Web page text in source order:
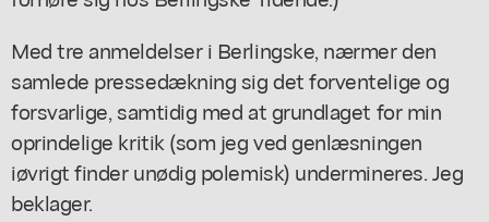
Med tre anmeldelser i Berlingske, nærmer den
samlede pressedækning sig det forventelige og
forsvarlige, samtidig med at grundlaget for min
oprindelige kritik (som jeg ved genlæsningen
iøvrigt finder unødig polemisk) undermineres. Jeg
beklager.